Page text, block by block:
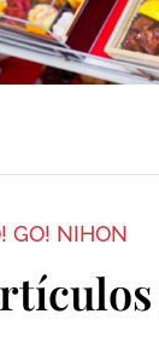
GO! NIHON